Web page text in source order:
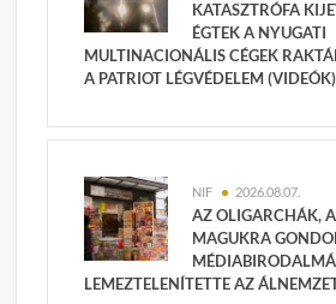
KATASZTRÓFA
ÉGTEK A NYUGATI
MULTINACIONÁLIS CÉGEK
A PATRIOT LÉGVÉDELEM (VIDEÓK)
NIF 2026.08.07.
AZ OLIGARCHÁK,
MAGUKRA
LEMEZTELENÍTETTE AZ